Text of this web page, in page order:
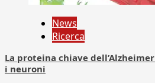
News
Ricerca
La proteina chiave
i neuroni